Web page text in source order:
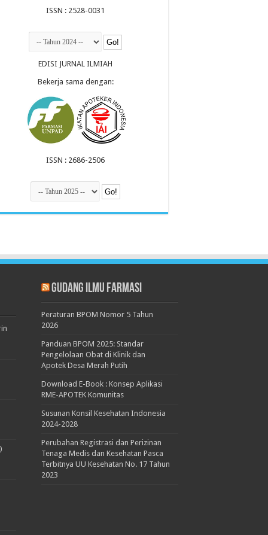
ISSN : 2528-0031
EDISI JURNAL ILMIAH
Bekerja sama dengan:
ISSN : 2686-2506
Gudang Ilmu Farmasi
Peraturan BPOM Nomor 5 Tahun
2026
Panduan BPOM 2025: Standar
Pengelolaan Obat di Klinik dan
Apotek Desa Merah Putih
Download E-Book : Konsep Aplikasi
RME-APOTEK Komunitas
Susunan Konsil Kesehatan Indonesia
2024-2028
Perubahan Registrasi dan Perizinan
Tenaga Medis dan Kesehatan Pasca
Terbitnya UU Kesehatan No. 17 Tahun
2023